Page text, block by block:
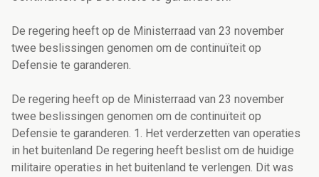
De regering heeft op de Ministerraad van 23 november
twee beslissingen genomen om de continuïteit op
Defensie te garanderen.
De regering heeft op de Ministerraad van 23 november
twee beslissingen genomen om de continuïteit op
Defensie te garanderen. 1. Het verderzetten van operaties
in het buitenland De regering heeft beslist om de huidige
militaire operaties in het buitenland te verlengen. Dit was